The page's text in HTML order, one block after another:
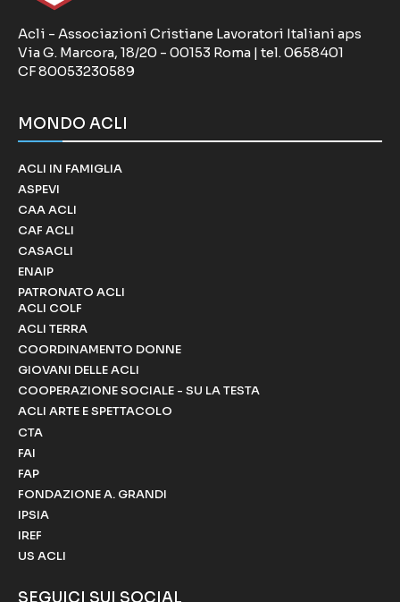
Acli - Associazioni Cristiane Lavoratori Italiani aps
Via G. Marcora, 18/20 - 00153 Roma | tel. 0658401
CF 80053230589
MONDO ACLI
ACLI IN FAMIGLIA
ASPEVI
CAA ACLI
CAF ACLI
CASACLI
ENAIP
PATRONATO ACLI
ACLI COLF
ACLI TERRA
COORDINAMENTO DONNE
GIOVANI DELLE ACLI
COOPERAZIONE SOCIALE - SU LA TESTA
ACLI ARTE E SPETTACOLO
CTA
FAI
FAP
FONDAZIONE A. GRANDI
IPSIA
IREF
US ACLI
SEGUICI SUI SOCIAL